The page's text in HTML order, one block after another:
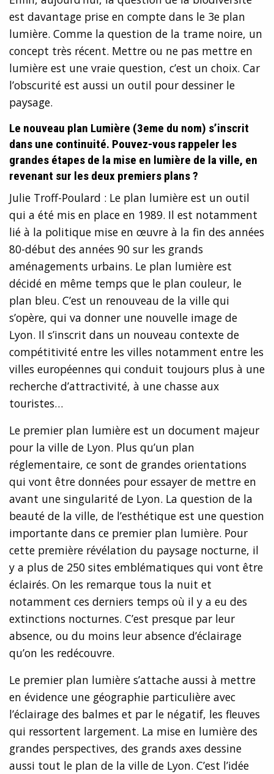
est davantage prise en compte dans le 3e plan
lumière. Comme la question de la trame noire, un
concept très récent. Mettre ou ne pas mettre en
lumière est une vraie question, c’est un choix. Car
l’obscurité est aussi un outil pour dessiner le
paysage.
Le nouveau plan Lumière (3eme du nom) s’inscrit
dans une continuité. Pouvez-vous rappeler les
grandes étapes de la mise en lumière de la ville, en
revenant sur les deux premiers plans ?
Julie Troff-Poulard : Le plan lumière est un outil
qui a été mis en place en 1989. Il est notamment
lié à la politique mise en œuvre à la fin des années
80-début des années 90 sur les grands
aménagements urbains. Le plan lumière est
décidé en même temps que le plan couleur, le
plan bleu. C’est un renouveau de la ville qui
s’opère, qui va donner une nouvelle image de
Lyon. Il s’inscrit dans un nouveau contexte de
compétitivité entre les villes notamment entre les
villes européennes qui conduit toujours plus à une
recherche d’attractivité, à une chasse aux
touristes…
Le premier plan lumière est un document majeur
pour la ville de Lyon. Plus qu’un plan
réglementaire, ce sont de grandes orientations
qui vont être données pour essayer de mettre en
avant une singularité de Lyon. La question de la
beauté de la ville, de l’esthétique est une question
importante dans ce premier plan lumière. Pour
cette première révélation du paysage nocturne, il
y a plus de 250 sites emblématiques qui vont être
éclairés. On les remarque tous la nuit et
notamment ces derniers temps où il y a eu des
extinctions nocturnes. C’est presque par leur
absence, ou du moins leur absence d’éclairage
qu’on les redécouvre.
Le premier plan lumière s’attache aussi à mettre
en évidence une géographie particulière avec
l’éclairage des balmes et par le négatif, les fleuves
qui ressortent largement. La mise en lumière des
grandes perspectives, des grands axes dessine
aussi tout le plan de la ville de Lyon. C’est l’idée